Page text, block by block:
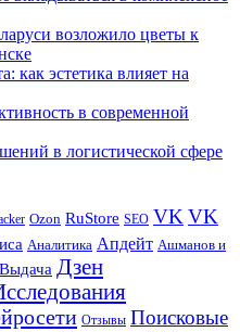
возложило цветы к
как эстетика влияет на
в современной
в логистической сфере
Ozon RuStore SEO VK VK
Аналитика Апдейт Ашманов и
Выдача Дзен
Отзывы Поисковые